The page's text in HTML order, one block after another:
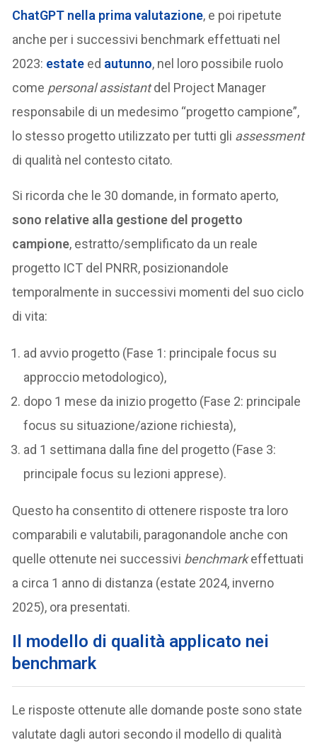
ChatGPT nella prima valutazione, e poi ripetute
anche per i successivi benchmark effettuati nel
2023: estate ed autunno, nel loro possibile ruolo
come personal assistantdel Project Manager
responsabile di un medesimo “progetto campione”,
lo stesso progetto utilizzato per tutti gli assessment
di qualità nel contesto citato.
Si ricorda che le 30 domande, in formato aperto,
sono relative alla gestione del progetto
campione, estratto/semplificato da un reale
progetto ICT del PNRR, posizionandole
temporalmente in successivi momenti del suo ciclo
di vita:
ad avvio progetto (Fase 1: principale focus su
approccio metodologico),
dopo 1 mese da inizio progetto (Fase 2: principale
focus su situazione/azione richiesta),
ad 1 settimana dalla fine del progetto (Fase 3:
principale focus su lezioni apprese).
Questo ha consentito di ottenere risposte tra loro
comparabili e valutabili, paragonandole anche con
quelle ottenute nei successivi benchmarkeffettuati
a circa 1 anno di distanza (estate 2024, inverno
2025), ora presentati.
Il modello di qualità applicato nei
benchmark
Le risposte ottenute alle domande poste sono state
valutate dagli autori secondo il modello di qualità